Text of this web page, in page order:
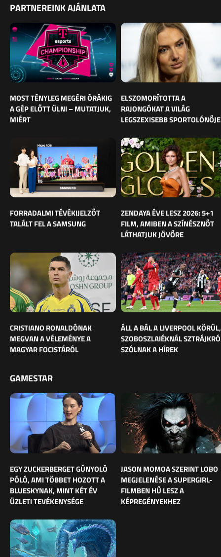
PARTNEREINK AJÁNLATA
MOST TÉNYLEG MEGÉRI ÓRÁKIG
A GÉP ELŐTT ÜLNI – MUTATJUK,
MIÉRT
ELSZOMORÍTOTTA A
RAJONGÓKAT A VILÁG
LEGSZEXISEBB SPORTOLÓNŐJE
FORRADALMI TÉVÉKIJELZŐT
TALÁLT FEL A SAMSUNG
ZENDAYA ÉVE LESZ 2026: 5+1
FILM, AMIBEN A SZÍNÉSZNŐT
LÁTHATJUK JÖVŐRE
CRISTIANO RONALDÓNAK
MEGVAN A VÉLEMÉNYE A
MAGYAR FOCISTÁRÓL
ÁLL A BÁL A LIVERPOOL KÖRÜL,
SZOBOSZLAIÉKNÁL
SZÓLNAK A HÍREK
GAMESTAR
EGY ZUCKERBERGET GÚNYOLÓ
PÓLÓ, AMI TÖBBET HOZOTT A
BLUESKYNAK, MINT KÉT ÉV
ÜZLETI TEVÉKENYSÉGE
JASON MOMOA SZERINT LOBO
MEGJELENÉSE A SUPERGIRL-
FILMBEN HŰ LESZ A
KÉPREGÉNYEKHEZ